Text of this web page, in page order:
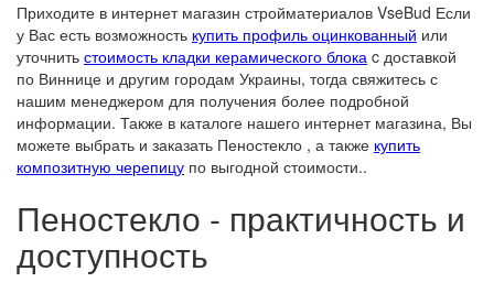
Приходите в интернет магазин стройматериалов VseBud Если
у Вас есть возможность купить профиль оцинкованный или
уточнить стоимость кладки керамического блока c доставкой
по Виннице и другим городам Украины, тогда свяжитесь с
нашим менеджером для получения более подробной
информации. Также в каталоге нашего интернет магазина, Вы
можете выбрать и заказать Пеностекло , а также купить
композитную черепицу по выгодной стоимости..
Пеностекло - практичность и
доступность